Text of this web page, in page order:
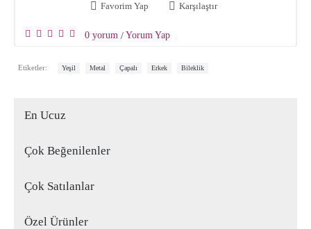
Favorim Yap Karşılaştır
0 yorum / Yorum Yap
Etiketler: Yeşil Metal Çapalı Erkek Bileklik
En Ucuz
Çok Beğenilenler
Çok Satılanlar
Özel Ürünler